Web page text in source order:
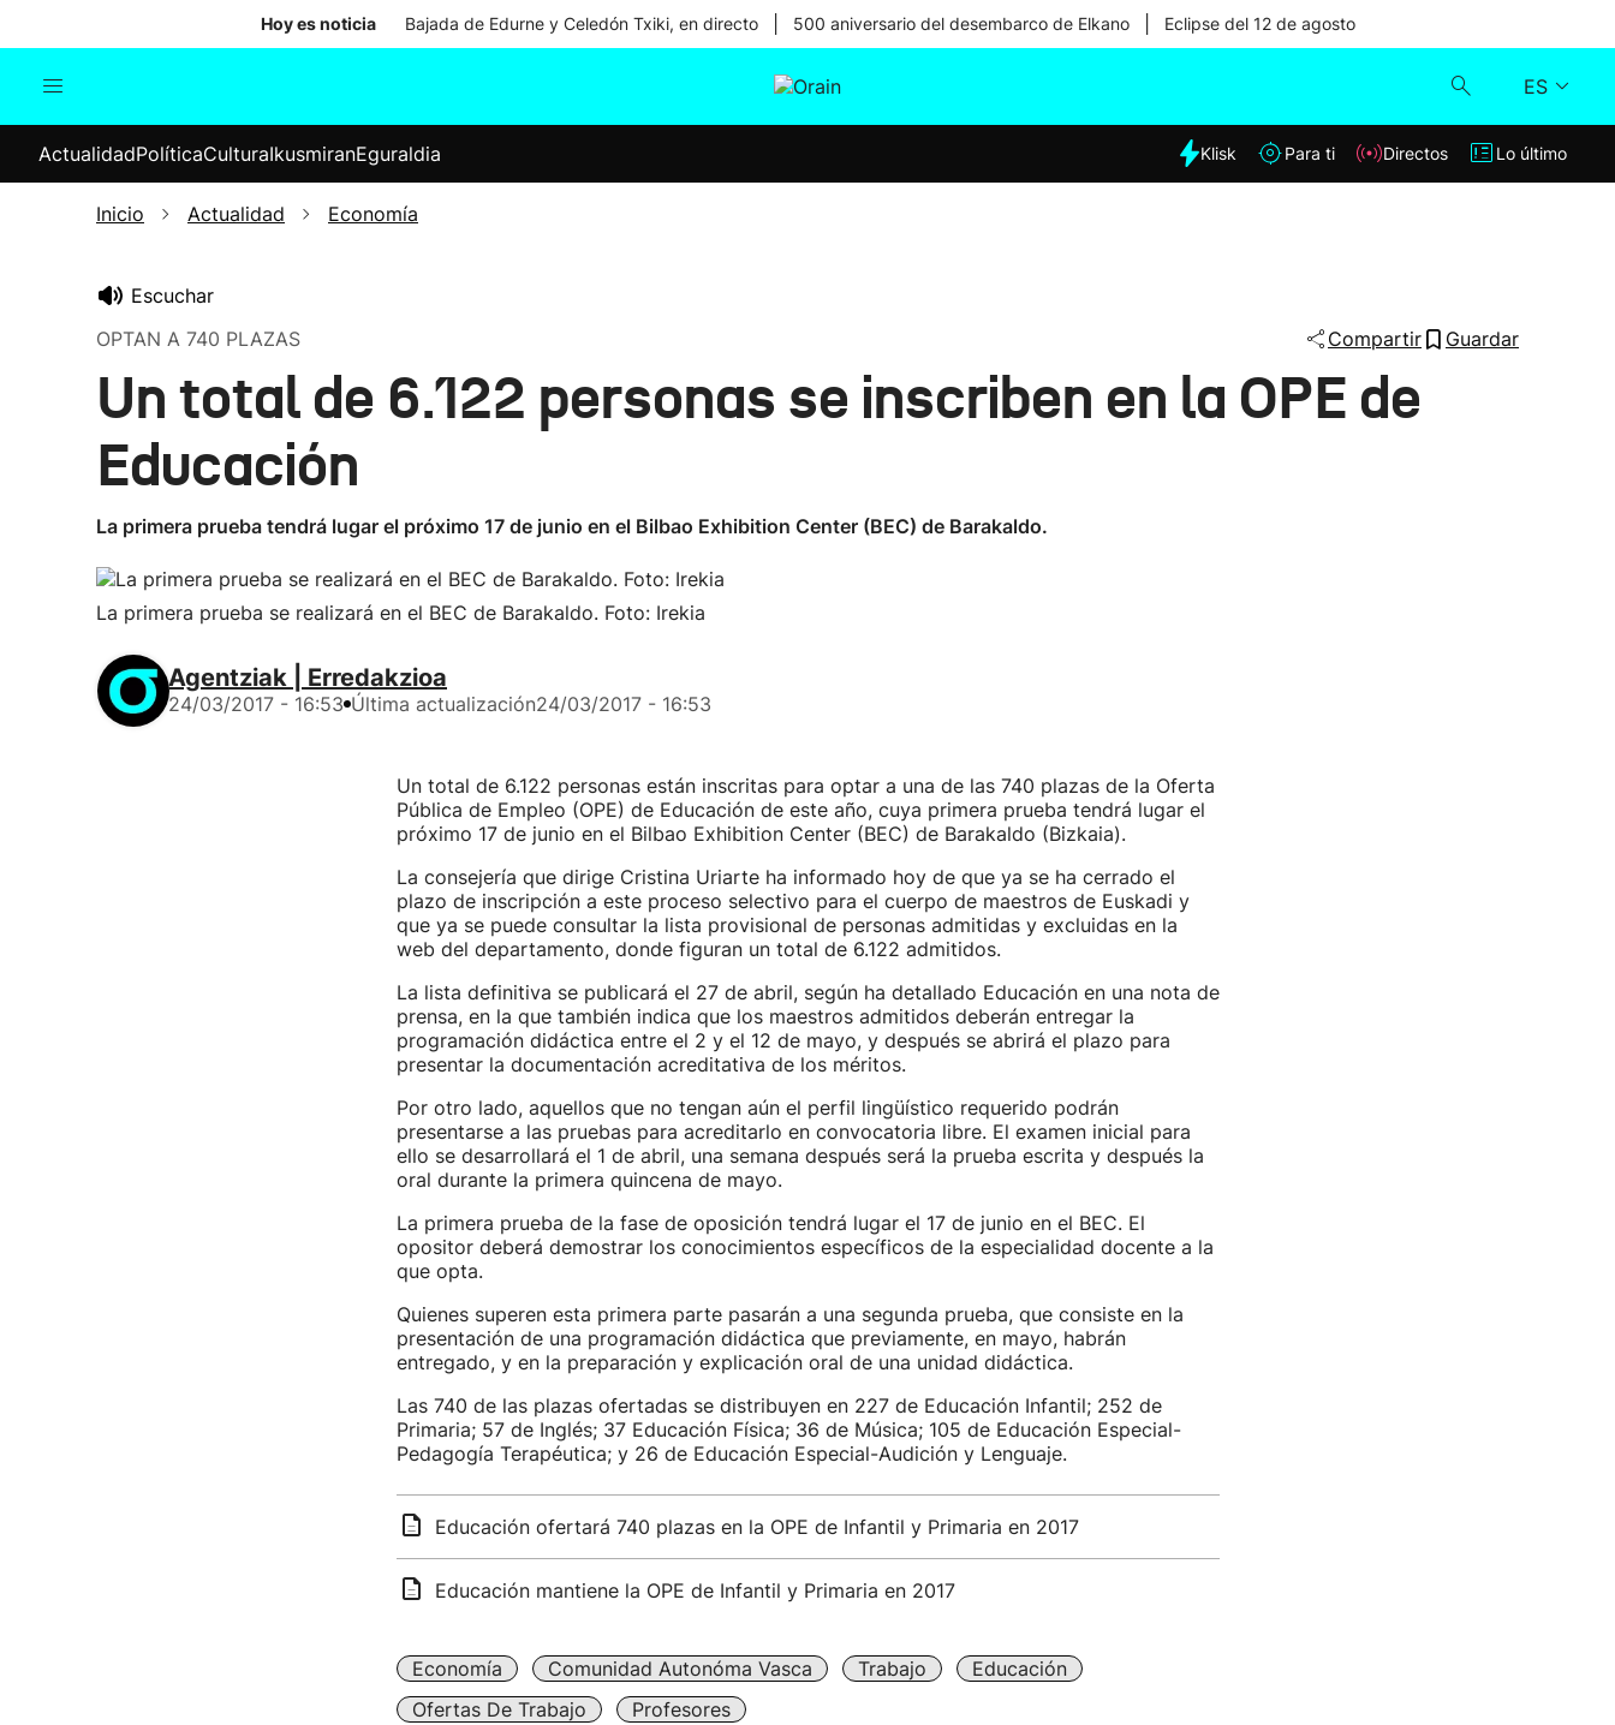
Hoy es noticia Bajada de Edurne y Celedón Txiki, en directo 500 aniversario del desembarco de Elkano Eclipse del 12 de agosto
ES
Internacional
Elecciones
Klisk
ActualidadPolíticaCulturaIkusmiranEguraldia Klisk Para ti Directos Lo último
Inicio Actualidad Economía
Escuchar
OPTAN A 740 PLAZAS
Compartir Guardar
Un total de 6.122 personas se inscriben en la OPE de
Educación
La primera prueba tendrá lugar el próximo 17 de junio en el Bilbao Exhibition Center (BEC) de Barakaldo.
La primera prueba se realizará en el BEC de Barakaldo. Foto: Irekia
Agentziak | Erredakzioa
24/03/2017 - 16:53 Última actualización24/03/2017 - 16:53
Un total de 6.122 personas están inscritas para optar a una de las 740 plazas de la Oferta
Pública de Empleo (OPE) de Educación de este año, cuya primera prueba tendrá lugar el
próximo 17 de junio en el Bilbao Exhibition Center (BEC) de Barakaldo (Bizkaia).
La consejería que dirige Cristina Uriarte ha informado hoy de que ya se ha cerrado el
plazo de inscripción a este proceso selectivo para el cuerpo de maestros de Euskadi y
que ya se puede consultar la lista provisional de personas admitidas y excluidas en la
web del departamento, donde figuran un total de 6.122 admitidos.
La lista definitiva se publicará el 27 de abril, según ha detallado Educación en una nota de
prensa, en la que también indica que los maestros admitidos deberán entregar la
programación didáctica entre el 2 y el 12 de mayo, y después se abrirá el plazo para
presentar la documentación acreditativa de los méritos.
Por otro lado, aquellos que no tengan aún el perfil lingüístico requerido podrán
presentarse a las pruebas para acreditarlo en convocatoria libre. El examen inicial para
ello se desarrollará el 1 de abril, una semana después será la prueba escrita y después la
oral durante la primera quincena de mayo.
La primera prueba de la fase de oposición tendrá lugar el 17 de junio en el BEC. El
opositor deberá demostrar los conocimientos específicos de la especialidad docente a la
que opta.
Quienes superen esta primera parte pasarán a una segunda prueba, que consiste en la
presentación de una programación didáctica que previamente, en mayo, habrán
entregado, y en la preparación y explicación oral de una unidad didáctica.
Las 740 de las plazas ofertadas se distribuyen en 227 de Educación Infantil; 252 de
Primaria; 57 de Inglés; 37 Educación Física; 36 de Música; 105 de Educación Especial-
Pedagogía Terapéutica; y 26 de Educación Especial-Audición y Lenguaje.
Educación ofertará 740 plazas en la OPE de Infantil y Primaria en 2017
Educación mantiene la OPE de Infantil y Primaria en 2017
Economía Comunidad Autonóma Vasca Trabajo
Educación
Ofertas De Trabajo
Profesores